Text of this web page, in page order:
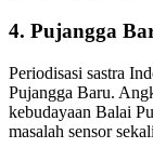
4. Pujangga
Periodisasi sastra
Pujangga Baru.
kebudayaan Balai
masalah sensor